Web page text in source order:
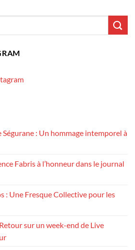
: Un hommage intemporel à
Fabris à l’honneur dans le journal
: Une Fresque Collective pour les
sur un week-end de Live